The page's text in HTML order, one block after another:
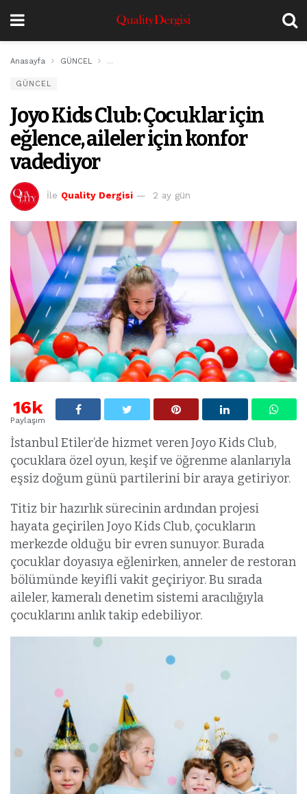
Anasayfa GÜNCEL Joyo Kids Club: Çocuklar için eğlence, aileler için
GÜNCEL
Joyo Kids Club: Çocuklar için
eğlence, aileler için konfor
vadediyor
İle Quality Dergisi 2 ay gün
16k
Paylaşım
İstanbul Etiler’de hizmet veren Joyo Kids Club,
çocuklara özel oyun, keşif ve öğrenme alanlarıyla
eşsiz doğum günü partilerini bir araya getiriyor.
Titiz bir hazırlık sürecinin ardından projesi
hayata geçirilen Joyo Kids Club, çocukların
merkezde olduğu bir evren sunuyor. Burada
çocuklar doyasıya eğlenirken, anneler de restoran
bölümünde keyifli vakit geçiriyor. Bu sırada
aileler, kameralı denetim sistemi aracılığıyla
çocuklarını anlık takip edebiliyor.